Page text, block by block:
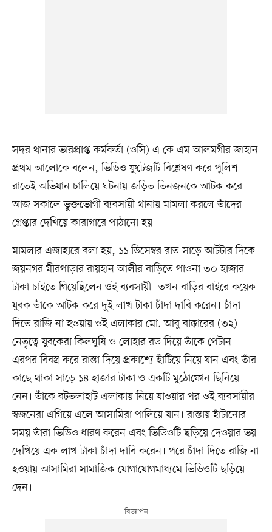
সদর থানার ভারপ্রাপ্ত কর্মকর্তা (ওসি) এ কে এম আলমগীর জাহান
প্রথম আলোকে বলেন, ভিডিও ফুটেজটি বিশ্লেষণ করে পুলিশ
রাতেই অভিযান চালিয়ে ঘটনায় জড়িত তিনজনকে আটক করে।
আজ সকালে ভুক্তভোগী ব্যবসায়ী থানায় মামলা করলে তাঁদের
গ্রেপ্তার দেখিয়ে কারাগারে পাঠানো হয়।
মামলার এজাহারে বলা হয়, ১১ ডিসেম্বর রাত সাড়ে আটটার দিকে
জয়নগর মীরপাড়ার রায়হান আলীর বাড়িতে পাওনা ৩০ হাজার
টাকা চাইতে গিয়েছিলেন ওই ব্যবসায়ী। তখন বাড়ির বাইরে কয়েক
যুবক তাঁকে আটক করে দুই লাখ টাকা চাঁদা দাবি করেন। চাঁদা
দিতে রাজি না হওয়ায় ওই এলাকার মো. আবু বাক্কারের (৩২)
নেতৃত্বে যুবকেরা কিলঘুষি ও লোহার রড দিয়ে তাঁকে পেটান।
এরপর বিবস্ত্র করে রাস্তা দিয়ে প্রকাশ্যে হাঁটিয়ে নিয়ে যান এবং তাঁর
কাছে থাকা সাড়ে ১৪ হাজার টাকা ও একটি মুঠোফোন ছিনিয়ে
নেন। তাঁকে বটতলাহাট এলাকায় নিয়ে যাওয়ার পর ওই ব্যবসায়ীর
স্বজনেরা এগিয়ে এলে আসামিরা পালিয়ে যান। রাস্তায় হাঁটানোর
সময় তাঁরা ভিডিও ধারণ করেন এবং ভিডিওটি ছড়িয়ে দেওয়ার ভয়
দেখিয়ে এক লাখ টাকা চাঁদা দাবি করেন। পরে চাঁদা দিতে রাজি না
হওয়ায় আসামিরা সামাজিক যোগাযোগমাধ্যমে ভিডিওটি ছড়িয়ে
দেন।